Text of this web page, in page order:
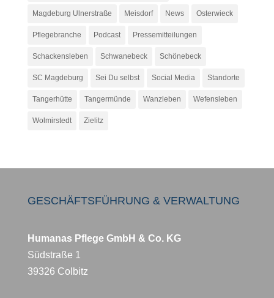
Magdeburg Ulnerstraße Meisdorf News Osterwieck
Pflegebranche Podcast Pressemitteilungen
Schackensleben Schwanebeck Schönebeck
SC Magdeburg Sei Du selbst Social Media Standorte
Tangerhütte Tangermünde Wanzleben Wefensleben
Wolmirstedt Zielitz
GESCHÄFTSFÜHRUNG & VERWALTUNG
Humanas Pflege GmbH & Co. KG
Südstraße 1
39326 Colbitz